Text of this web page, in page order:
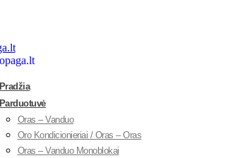
Pradžia
Parduotuvė
Oras – Vanduo
Oro Kondicionieriai / Oras – Oras
Oras – Vanduo Monoblokai